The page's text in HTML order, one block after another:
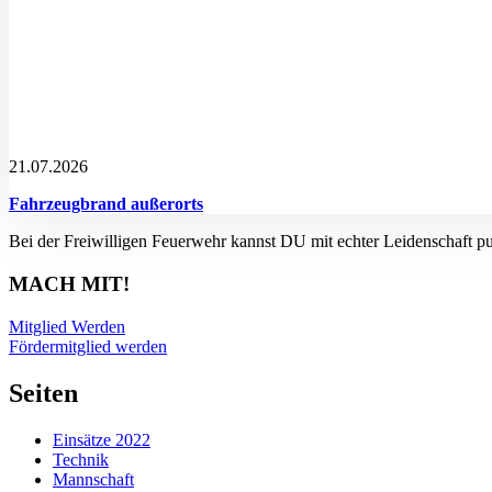
21.07.2026
Fahrzeugbrand außerorts
Bei der Freiwilligen Feuerwehr kannst DU mit echter Leidenschaft
MACH MIT!
Mitglied Werden
Fördermitglied werden
Seiten
Einsätze 2022
Technik
Mannschaft